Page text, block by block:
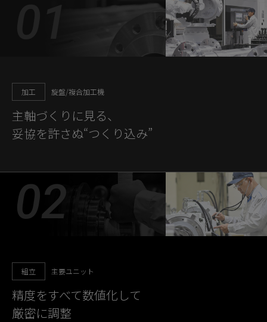
加工 旋盤/複合加工機
主軸づくりに見る、
妥協を許さぬ“つくり込み”
組立 主要ユニット
精度をすべて数値化して
厳密に調整